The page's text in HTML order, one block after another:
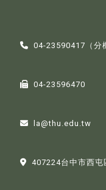
04-23590417（分
04-23596470
la@thu.edu.tw
407224台中市西屯